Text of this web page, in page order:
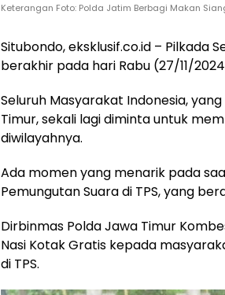
Keterangan Foto: Polda Jatim Berbagi Makan
Situbondo, eksklusif.co.id – Pilkada
berakhir pada hari Rabu (27/11/
Seluruh Masyarakat Indonesia,
Timur, sekali lagi diminta untuk
diwilayahnya.
Ada momen yang menarik pada
Pemungutan Suara di TPS, yang
Dirbinmas Polda Jawa Timur
Nasi Kotak Gratis kepada
di TPS.